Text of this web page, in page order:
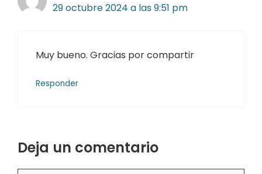
29 octubre 2024 a las 9:51 pm
Muy bueno. Gracias por compartir
Responder
Deja un comentario